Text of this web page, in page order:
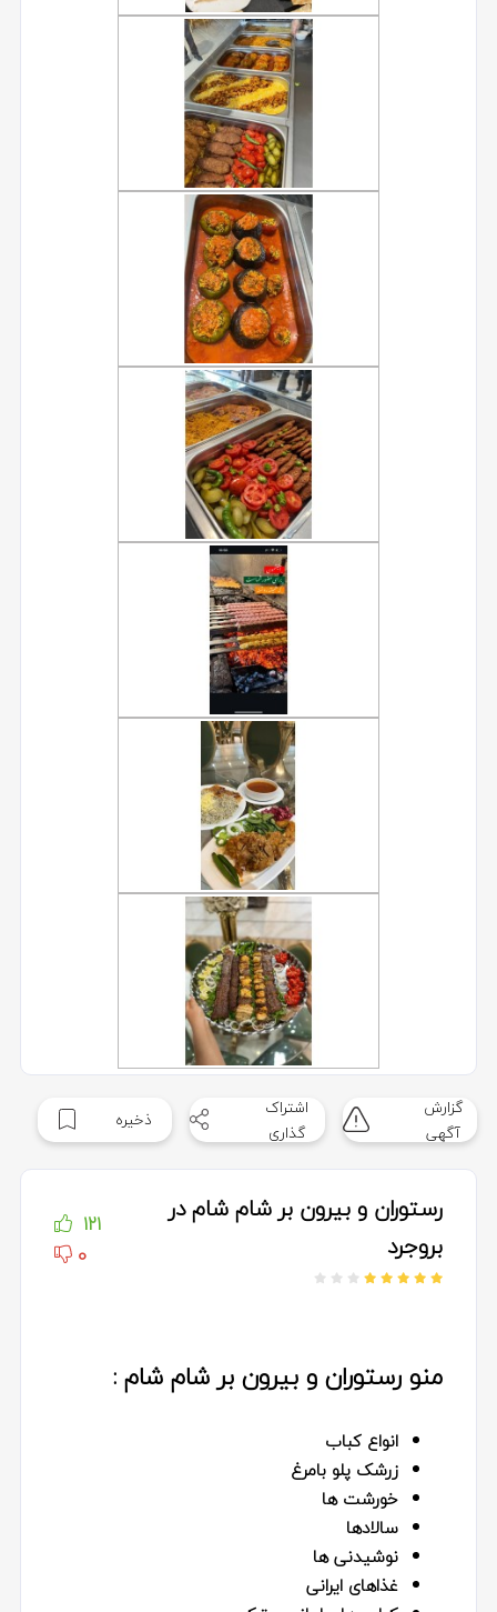
گزارش
آگهی
اشتراک
گذاری
ذخیره
رستوران و بیرون بر شام شام در
بروجرد
121
0
منو رستوران و بیرون بر شام شام :
انواع کباب
زرشک پلو بامرغ
خورشت ها
سالادها
نوشیدنی ها
غذاهای ایرانی